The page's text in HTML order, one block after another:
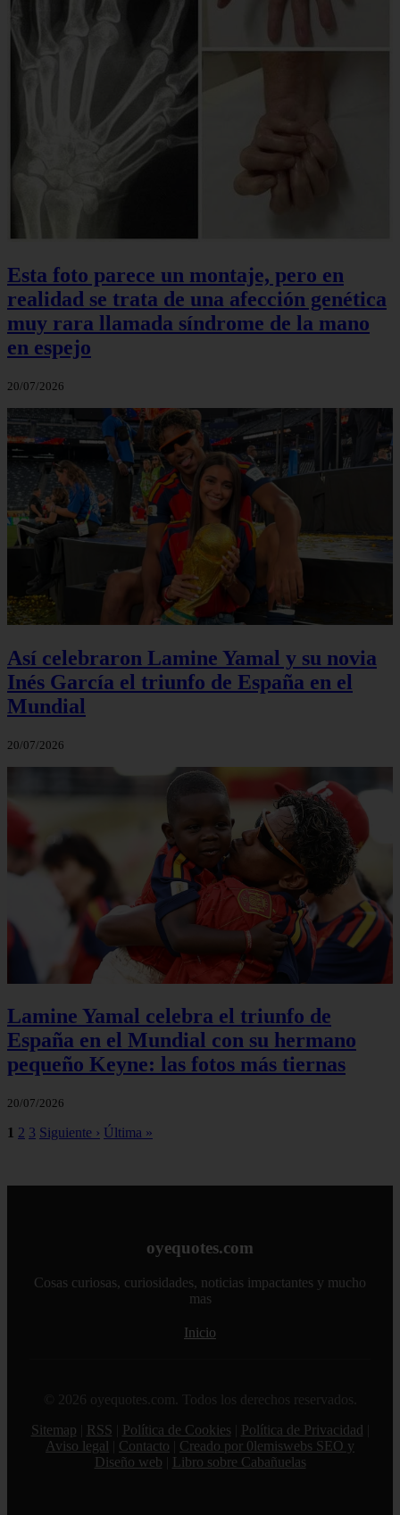
Esta foto parece un montaje, pero en
realidad se trata de una afección genética
muy rara llamada síndrome de la mano
en espejo
20/07/2026
Así celebraron Lamine Yamal y su novia
Inés García el triunfo de España en el
Mundial
20/07/2026
Lamine Yamal celebra el triunfo de
España en el Mundial con su hermano
pequeño Keyne: las fotos más tiernas
20/07/2026
1 2 3 Siguiente › Última »
oyequotes.com
Cosas curiosas, curiosidades, noticias impactantes y mucho
mas
Inicio
© 2026 oyequotes.com. Todos los derechos reservados.
Sitemap
RSS Política de Cookies Política de Privacidad
Aviso legal
Contacto
Creado por 0lemiswebs SEO y
Diseño web
Libro sobre Cabañuelas